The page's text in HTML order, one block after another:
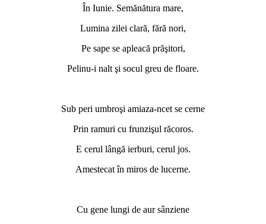
În Iunie. Semănătura mare,
Lumina zilei clară, fără nori,
Pe sape se apleacă prăşitori,
Pelinu-i nalt şi socul greu de floare.
Sub peri umbroşi amiaza-ncet se cerne
Prin ramuri cu frunzişul răcoros.
E cerul lângă ierburi, cerul jos.
Amestecat în miros de lucerne.
Cu gene lungi de aur sânziene